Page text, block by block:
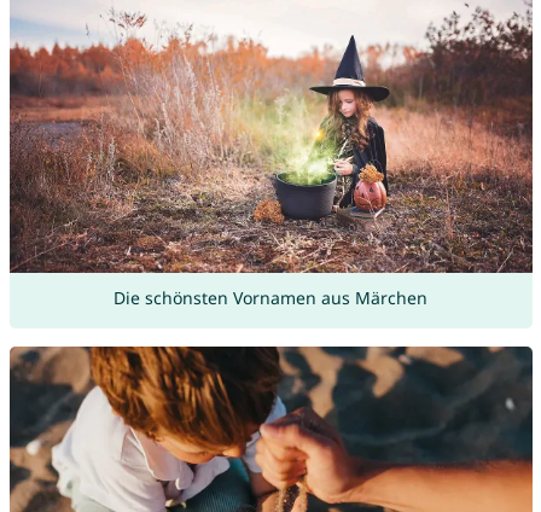
Die schönsten Vornamen aus Märchen